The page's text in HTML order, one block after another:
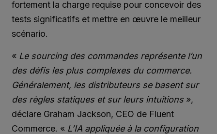
fortement la charge requise pour concevoir des
tests significatifs et mettre en œuvre le meilleur
scénario.
« Le sourcing des commandes représente l’un
des défis les plus complexes du commerce.
Généralement, les distributeurs se basent sur
des règles statiques et sur leurs intuitions »,
déclare Graham Jackson, CEO de Fluent
Commerce. « L’IA appliquée à la configuration